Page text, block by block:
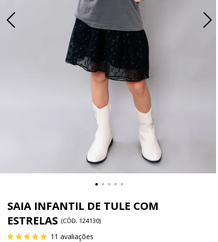
SAIA INFANTIL DE TULE COM
ESTRELAS (CÓD. 124130)
11 avaliações